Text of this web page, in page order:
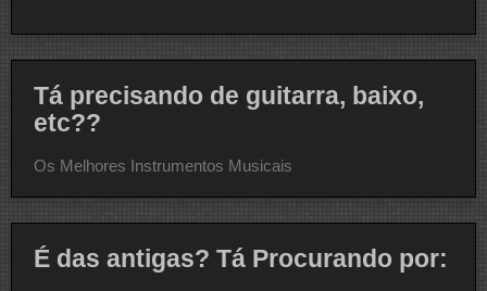
Tá precisando de guitarra, baixo,
etc??
Os Melhores Instrumentos Musicais
É das antigas? Tá Procurando por: